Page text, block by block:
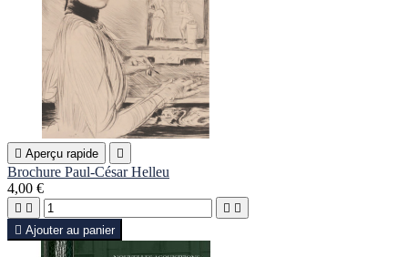
 Aperçu rapide 
Brochure Paul-César Helleu
4,00 €
   
 Ajouter au panier